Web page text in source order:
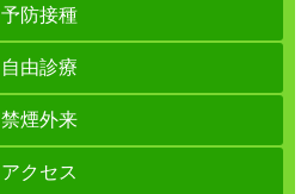
予防接種
自由診療
禁煙外来
アクセス